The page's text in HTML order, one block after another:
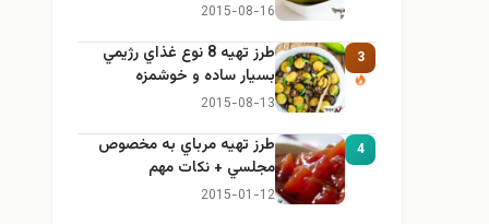
2015-08-16
3
طرز تهيه 8 نوع غذاي رژيمي
بسيار ساده و خوشمزه
2015-08-13
4
طرز تهيه مرباي به مخصوص
مجلسي + نكات مهم
2015-01-12